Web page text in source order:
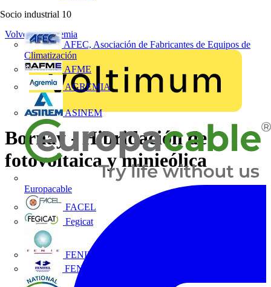
Socio industrial 10
AFEC, Asociación de Fabricantes de Equipos de
Climatización
AFME
AGREMIA
ASINEM
Europacable
FACEL
Fegicat
FENIE
FENITEL
Volver a Academia
Bornay - Hibridación de
fotovoltaica y minieólica